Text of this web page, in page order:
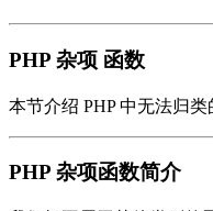
PHP 杂项 函数
本节介绍 PHP 中无法归
PHP 杂项函数简介